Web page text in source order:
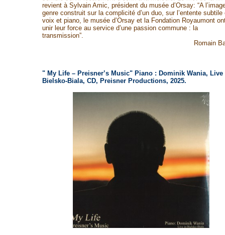
revient à Sylvain Amic, président du musée d’Orsay: “A
genre construit sur la complicité d’un duo, sur l’entente subtile
voix et piano, le musée d’Orsay et la Fondation Royaumont
unir leur force au service d’une passion commune : la
transmission”.
Romain
"My Life – Preisner’s Music" Piano : Dominik Wania, Live
Bielsko-Biala, CD, Preisner Productions, 2025.